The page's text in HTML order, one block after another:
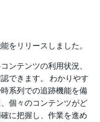
をリリースしました。
ンテンツの利用状況、
できます。 わかりやす
系列での追跡機能を備
個々のコンテンツがど
に把握し、作業を進め